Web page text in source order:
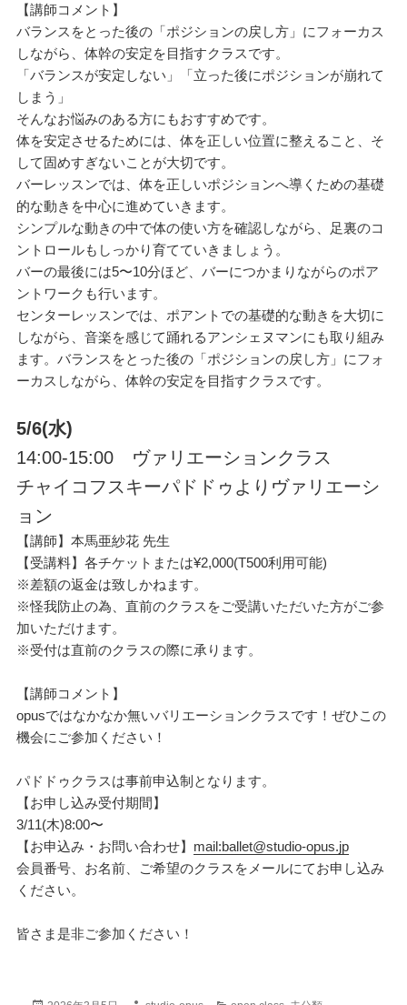
【講師コメント】
バランスをとった後の「ポジションの戻し方」にフォーカス
しながら、体幹の安定を目指すクラスです。
「バランスが安定しない」「立った後にポジションが崩れて
しまう」
そんなお悩みのある方にもおすすめです。
体を安定させるためには、体を正しい位置に整えること、そ
して固めすぎないことが大切です。
バーレッスンでは、体を正しいポジションへ導くための基礎
的な動きを中心に進めていきます。
シンプルな動きの中で体の使い方を確認しながら、足裏のコ
ントロールもしっかり育てていきましょう。
バーの最後には5〜10分ほど、バーにつかまりながらのポア
ントワークも行います。
センターレッスンでは、ポアントでの基礎的な動きを大切に
しながら、音楽を感じて踊れるアンシェヌマンにも取り組み
ます。バランスをとった後の「ポジションの戻し方」にフォ
ーカスしながら、体幹の安定を目指すクラスです。
5/6(水)
14:00-15:00 ヴァリエーションクラス
チャイコフスキーパドドゥよりヴァリエーシ
ョン
【講師】本馬亜紗花 先生
【受講料】各チケットまたは¥2,000(T500利用可能)
※差額の返金は致しかねます。
※怪我防止の為、直前のクラスをご受講いただいた方がご参
加いただけます。
※受付は直前のクラスの際に承ります。
【講師コメント】
opusではなかなか無いバリエーションクラスです！ぜひこの
機会にご参加ください！
パドドゥクラスは事前申込制となります。
【お申し込み受付期間】
3/11(木)8:00〜
【お申込み・お問い合わせ】 mail:ballet@studio-opus.jp
会員番号、お名前、ご希望のクラスをメールにてお申し込み
ください。
皆さま是非ご参加ください！